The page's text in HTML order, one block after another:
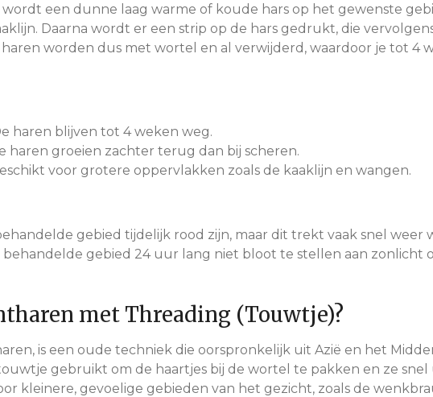
wordt een dunne laag warme of koude hars op het gewenste
Daarna wordt er een strip op de hars gedrukt, die
haren worden dus met wortel en al verwijderd, waardoor je tot 4
haren blijven tot 4 weken weg.
haren groeien zachter terug dan bij scheren.
voor grotere oppervlakken zoals de kaaklijn en wangen.
gebied tijdelijk rood zijn, maar dit trekt vaak snel weer
gebied 24 uur lang niet bloot te stellen aan zonlicht
met Threading (Touwtje)?
is een oude techniek die oorspronkelijk uit Azië en het
gebruikt om de haartjes bij de wortel te pakken en ze
kleinere, gevoelige gebieden van het gezicht, zoals de